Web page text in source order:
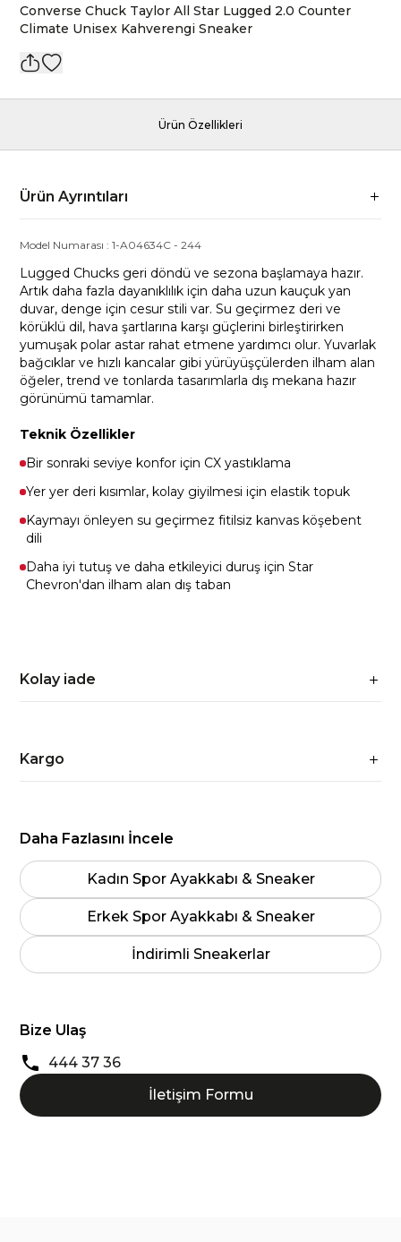
Converse Chuck Taylor All Star Lugged 2.0 Counter
Climate Unisex Kahverengi Sneaker
Ürün Özellikleri
Ürün Ayrıntıları
Model Numarası :1-A04634C -244
Lugged Chucks geri döndü ve sezona başlamaya hazır.
Artık daha fazla dayanıklılık için daha uzun kauçuk yan
duvar, denge için cesur stili var. Su geçirmez deri ve
körüklü dil, hava şartlarına karşı güçlerini birleştirirken
yumuşak polar astar rahat etmene yardımcı olur. Yuvarlak
bağcıklar ve hızlı kancalar gibi yürüyüşçülerden ilham alan
öğeler, trend ve tonlarda tasarımlarla dış mekana hazır
görünümü tamamlar.
Teknik Özellikler
Bir sonraki seviye konfor için CX yastıklama
Yer yer deri kısımlar, kolay giyilmesi için elastik topuk
Kaymayı önleyen su geçirmez fitilsiz kanvas köşebent
dili
Daha iyi tutuş ve daha etkileyici duruş için Star
Chevron'dan ilham alan dış taban
Kolay iade
Kargo
Daha Fazlasını İncele
Kadın Spor Ayakkabı & Sneaker
Erkek Spor Ayakkabı & Sneaker
İndirimli Sneakerlar
Bize Ulaş
444 37 36
İletişim Formu